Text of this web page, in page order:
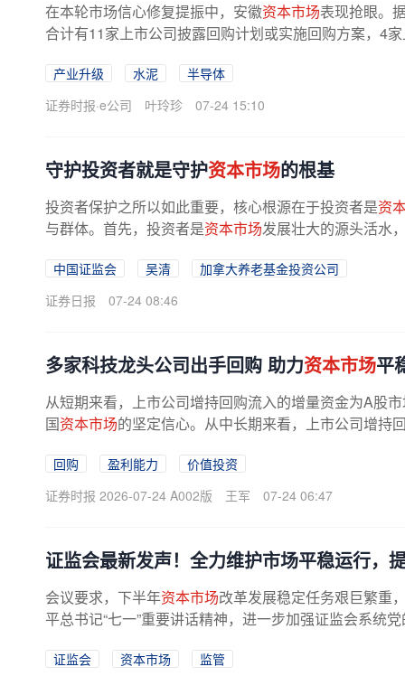
在本轮市场信心修复提振中，安徽资本市场表现抢眼。
合计有11家上市公司披露回购计划或实施回购方案，4
产业升级 水泥
半导体
证券时报·e公司
叶玲珍 07-24 15:10
守护投资者就是守护资本市场的根基
投资者保护之所以如此重要，核心根源在于投资者是资
与群体。首先，投资者是资本市场发展壮大的源头活水
中国证监会 吴清
加拿大养老基金投资公司
证券日报
07-24 08:46
多家科技龙头公司出手回购 助力资本市场平
从短期来看，上市公司增持回购流入的增量资金为A股
国资本市场的坚定信心。从中长期来看，上市公司增持
回购 盈利能力
价值投资
证券时报 2026-07-24 A002版
王军 07-24 06:47
证监会最新发声！全力维护市场平稳运行，
会议要求，下半年资本市场改革发展稳定任务艰巨繁重
平总书记“七一”重要讲话精神，进一步加强证监会系统
证监会 资本市场
监管